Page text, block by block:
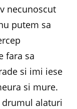
necunoscut
putem sa
fara sa
si imi iese
si mure.
alaturi